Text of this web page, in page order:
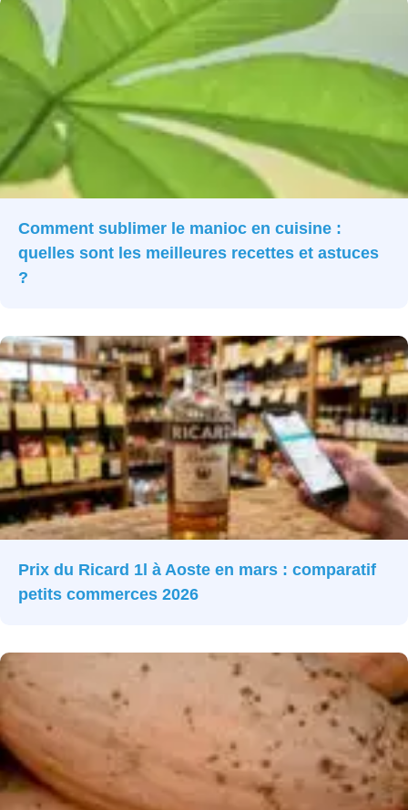
Comment sublimer le manioc en cuisine :
quelles sont les meilleures recettes et astuces
?
Prix du Ricard 1l à Aoste en mars : comparatif
petits commerces 2026